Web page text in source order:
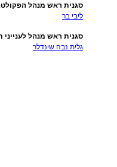
סגנית ראש מנהל
ליבי בר
סגנית ראש מנהל לענייני
גלית נבה שינדלר